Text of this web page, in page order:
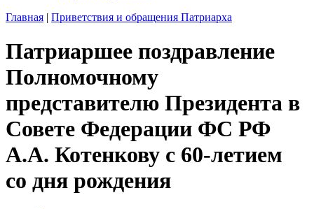
Главная | Приветствия и обращения Патриарха
Патриаршее поздравление
Полномочному
представителю Президента в
Совете Федерации ФС РФ
А.А. Котенкову с 60-летием
со дня рождения